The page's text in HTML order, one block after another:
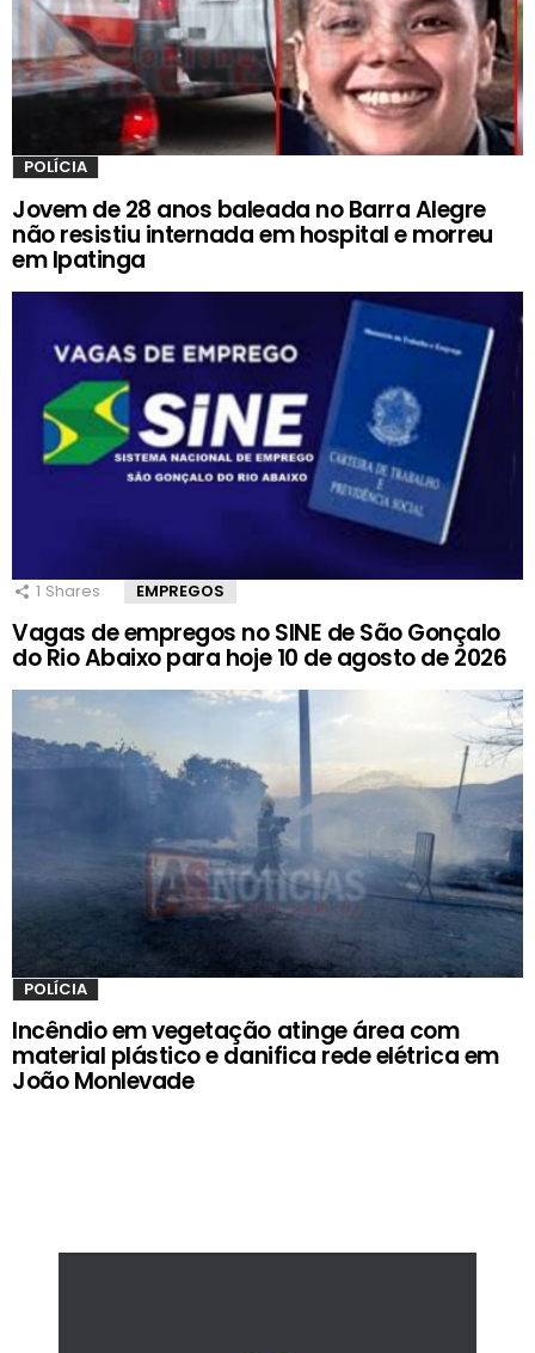
POLÍCIA
Jovem de 28 anos baleada no Barra Alegre
não resistiu internada em hospital e morreu
em Ipatinga
1 Shares EMPREGOS
Vagas de empregos no SINE de São Gonçalo
do Rio Abaixo para hoje 10 de agosto de 2026
POLÍCIA
Incêndio em vegetação atinge área com
material plástico e danifica rede elétrica em
João Monlevade